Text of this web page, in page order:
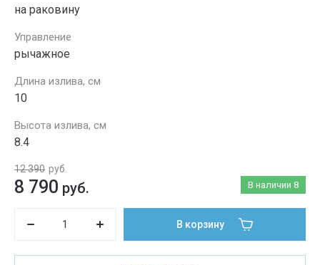
на раковину
Управление
рычажное
Длина излива, см
10
Высота излива, см
8.4
В наличии 8
12 390 руб.
8 790 руб.
В корзину